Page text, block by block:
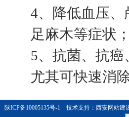
4、降低血压
足麻木等症状
5、抗菌、抗
尤其可快速消
陕ICP备10005135号-1 技术支持： 西安网站建